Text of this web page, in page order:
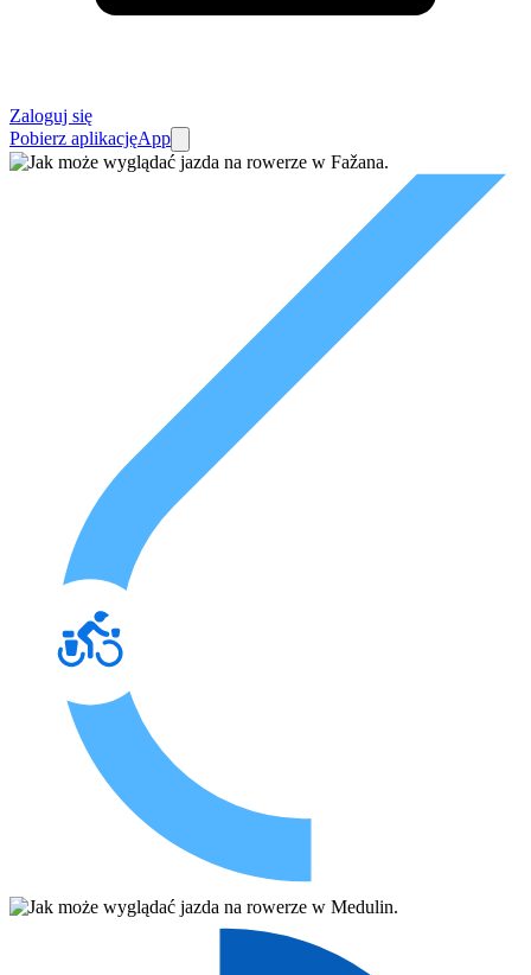
Zaloguj się
Pobierz aplikacjęApp